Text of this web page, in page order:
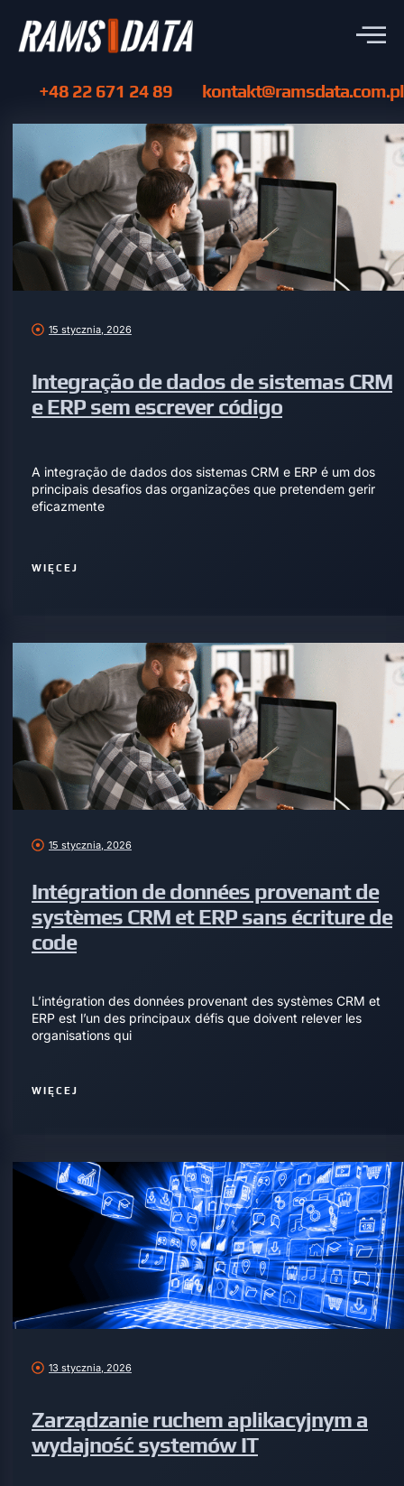
+48 22 671 24 89 kontakt@ramsdata.com.pl
15 stycznia, 2026
Integração de dados de sistemas CRM
e ERP sem escrever código
A integração de dados dos sistemas CRM e ERP é um dos
principais desafios das organizações que pretendem gerir
eficazmente
WIĘCEJ
15 stycznia, 2026
Intégration de données provenant de
systèmes CRM et ERP sans écriture de
code
L’intégration des données provenant des systèmes CRM et
ERP est l’un des principaux défis que doivent relever les
organisations qui
WIĘCEJ
13 stycznia, 2026
Zarządzanie ruchem aplikacyjnym a
wydajność systemów IT